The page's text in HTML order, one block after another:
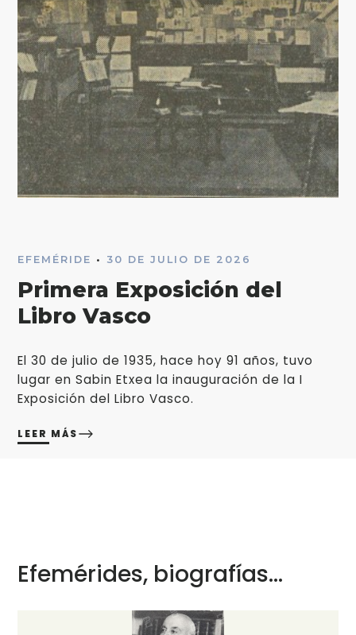
EFEMÉRIDE • 30 DE JULIO DE 2026
Primera Exposición del
Libro Vasco
El 30 de julio de 1935, hace hoy 91 años, tuvo
lugar en Sabin Etxea la inauguración de la I
Exposición del Libro Vasco.
LEER MÁS
Efemérides, biografías...